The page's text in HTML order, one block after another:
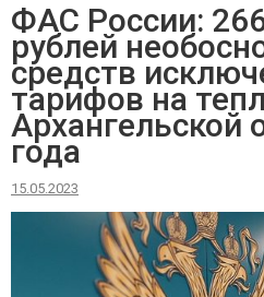
ФАС России:
рублей
средств
тарифов на
Архангельской
года
15.05.2023